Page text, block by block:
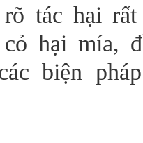
tác hại
hại mía,
biện